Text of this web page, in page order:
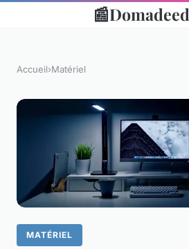
📰Domadeed
Accueil›Matériel
MATÉRIEL